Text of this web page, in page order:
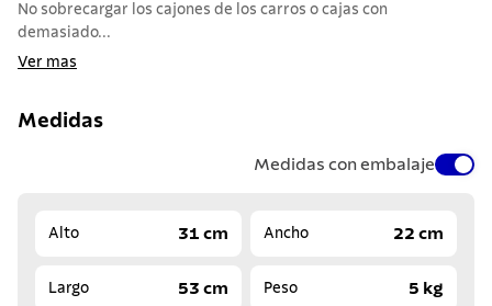
No sobrecargar los cajones de los carros o cajas con
demasiado...
Ver mas
Medidas
Medidas con embalaje
Alto 31 cm Ancho 22 cm
Largo 53 cm Peso 5 kg